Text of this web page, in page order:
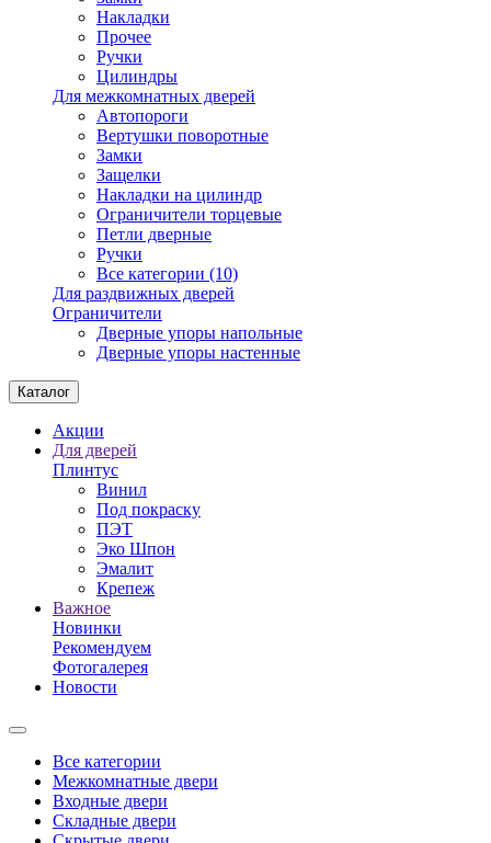
Накладки
Прочее
Ручки
Цилиндры
Для межкомнатных дверей
Автопороги
Вертушки поворотные
Замки
Защелки
Накладки на цилиндр
Ограничители торцевые
Петли дверные
Ручки
Все категории (10)
Для раздвижных дверей
Ограничители
Дверные упоры напольные
Дверные упоры настенные
Каталог
Акции
Для дверей
Плинтус
Винил
Под покраску
ПЭТ
Эко Шпон
Эмалит
Крепеж
Важное
Новинки
Рекомендуем
Фотогалерея
Новости
Все категории
Межкомнатные двери
Входные двери
Складные двери